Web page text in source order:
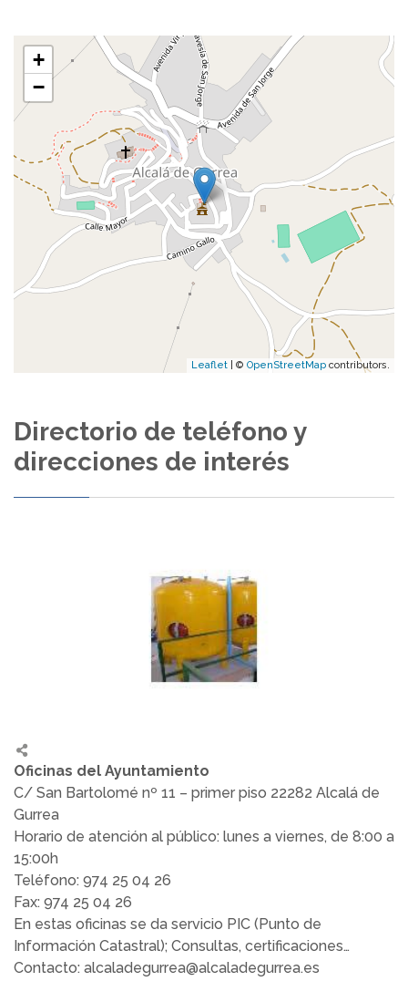
+
−
Leaflet | © OpenStreetMap contributors.
Directorio de teléfono y
direcciones de interés
Oficinas del Ayuntamiento
C/ San Bartolomé nº 11 – primer piso 22282 Alcalá de
Gurrea
Horario de atención al público: lunes a viernes, de 8:00 a
15:00h
Teléfono: 974 25 04 26
Fax: 974 25 04 26
En estas oficinas se da servicio PIC (Punto de
Información Catastral); Consultas, certificaciones…
Contacto: alcaladegurrea@alcaladegurrea.es